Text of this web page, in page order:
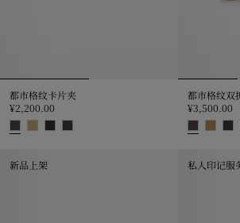
都市格纹卡片夹
¥2,200.00
都市格纹双
¥3,500.00
新品上架 私人印记服